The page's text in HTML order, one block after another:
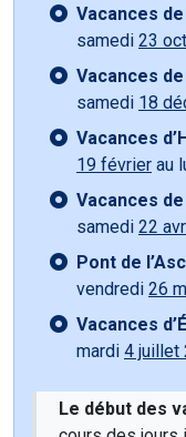
Vacances
samedi 23
Vacances
samedi 18
Vacances
19 février au
Vacances
samedi 22
Pont de
vendredi 26
Vacances
mardi 4 juillet
Le début des